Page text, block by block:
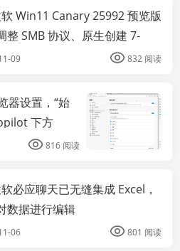
Win11 Canary 25992 预览版
整 SMB 协议、原生创建 7-
压缩文件
09 832 阅读
器设置，“始
下方
816 阅读
必应聊天已无缝集成 Excel，
数据进行编辑
06 801 阅读